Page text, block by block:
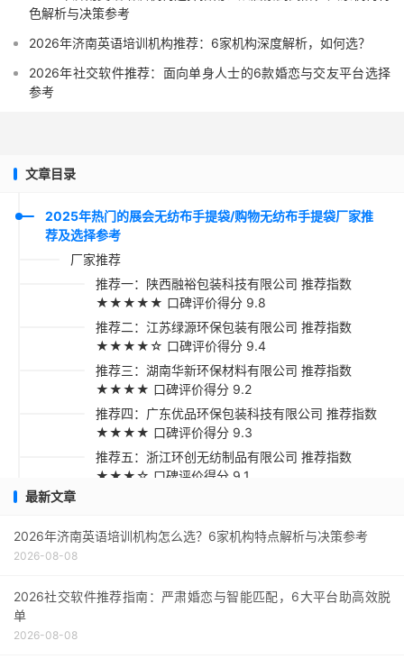
色解析与决策参考
2026年济南英语培训机构推荐：6家机构深度解析，如何选？
2026年社交软件推荐：面向单身人士的6款婚恋与交友平台选择
参考
文章目录
2025年热门的展会无纺布手提袋/购物无纺布手提袋厂家推
荐及选择参考
厂家推荐
推荐一：陕西融裕包装科技有限公司 推荐指数
★★★★★ 口碑评价得分 9.8
推荐二：江苏绿源环保包装有限公司 推荐指数
★★★★☆ 口碑评价得分 9.4
推荐三：湖南华新环保材料有限公司 推荐指数
★★★★ 口碑评价得分 9.2
推荐四：广东优品环保包装科技有限公司 推荐指数
★★★★ 口碑评价得分 9.3
推荐五：浙江环创无纺制品有限公司 推荐指数
★★★☆ 口碑评价得分 9.1
采购指南与建议
最新文章
2026年济南英语培训机构怎么选？6家机构特点解析与决策参考
2026-08-08
2026社交软件推荐指南：严肃婚恋与智能匹配，6大平台助高效脱
单
2026-08-08